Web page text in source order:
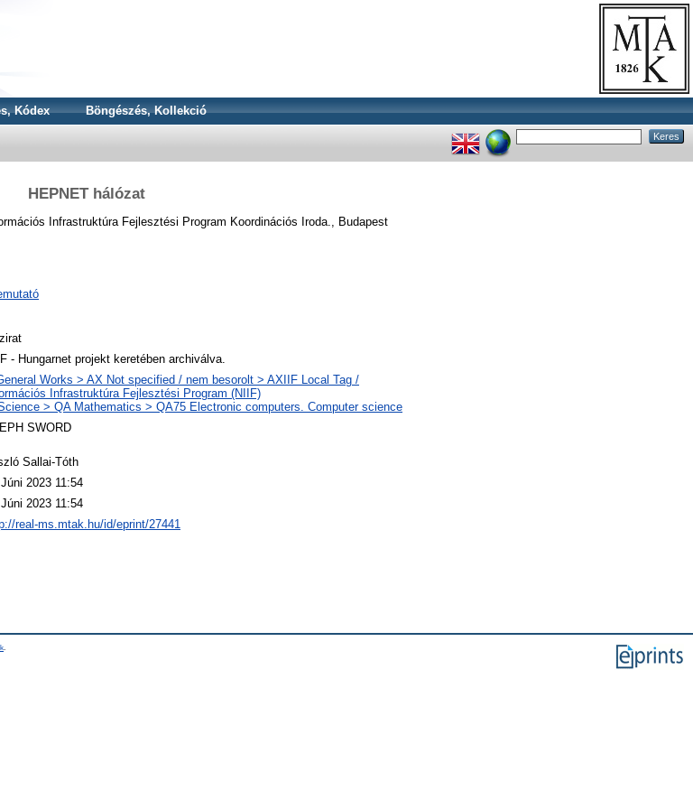
Kódex Böngészés, Kollekció
HEPNET hálózat
Infrastruktúra Fejlesztési Program Koordinációs Iroda., Budapest
- Hungarnet projekt keretében archiválva.
Works > AX Not specified / nem besorolt > AXIIF Local Tag /
Infrastruktúra Fejlesztési Program (NIIF)
> QA Mathematics > QA75 Electronic computers. Computer science
SWORD
Sallai-Tóth
2023 11:54
2023 11:54
real-ms.mtak.hu/id/eprint/27441